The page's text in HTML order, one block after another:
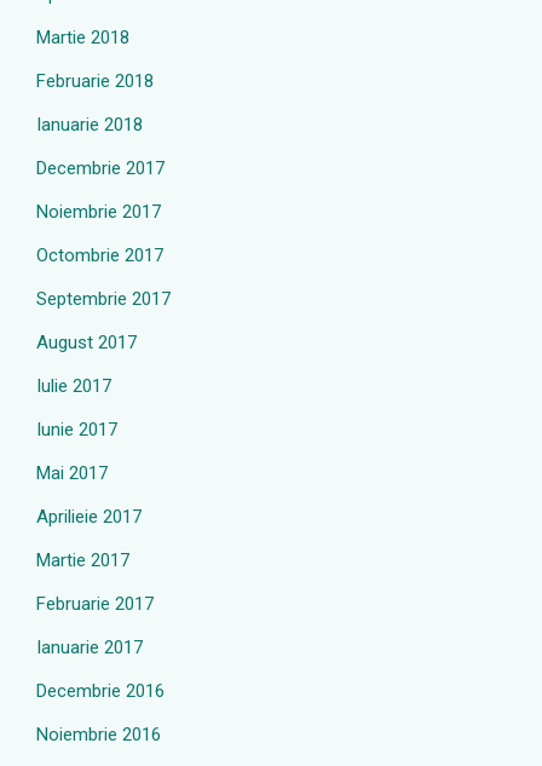
Martie 2018
Februarie 2018
Ianuarie 2018
Decembrie 2017
Noiembrie 2017
Octombrie 2017
Septembrie 2017
August 2017
Iulie 2017
Iunie 2017
Mai 2017
Aprilieie 2017
Martie 2017
Februarie 2017
Ianuarie 2017
Decembrie 2016
Noiembrie 2016